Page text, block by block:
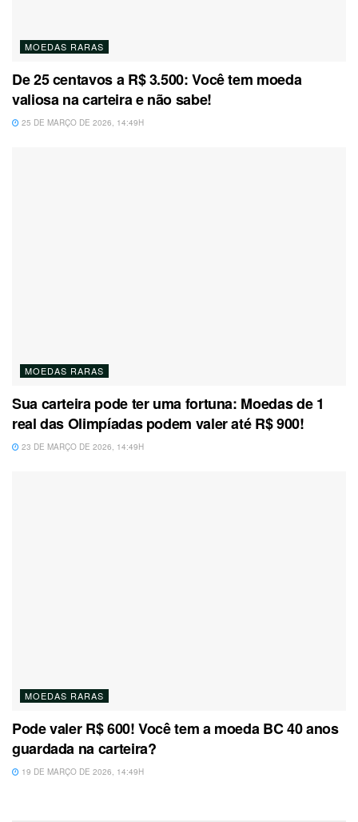
MOEDAS RARAS
De 25 centavos a R$ 3.500: Você tem moeda
valiosa na carteira e não sabe!
25 DE MARÇO DE 2026, 14:49H
MOEDAS RARAS
Sua carteira pode ter uma fortuna: Moedas de 1
real das Olimpíadas podem valer até R$ 900!
23 DE MARÇO DE 2026, 14:49H
MOEDAS RARAS
Pode valer R$ 600! Você tem a moeda BC 40 anos
guardada na carteira?
19 DE MARÇO DE 2026, 14:49H